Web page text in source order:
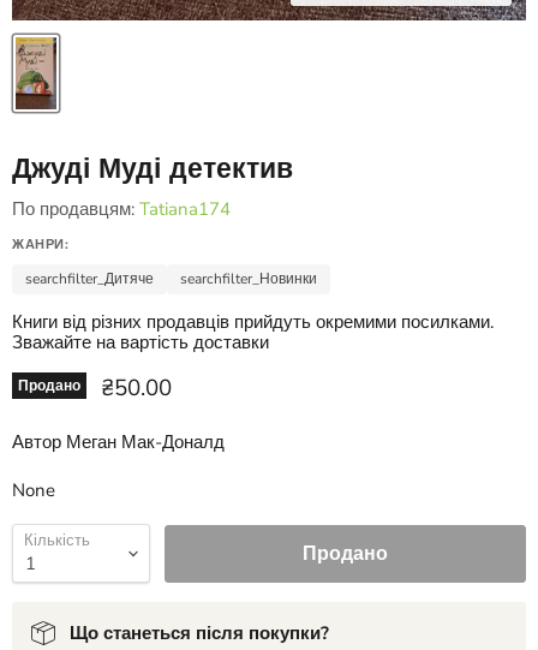
Джуді Муді детектив
По продавцям: Tatiana174
ЖАНРИ:
searchfilter_Дитяче searchfilter_Новинки
Книги від різних продавців прийдуть окремими посилками.
Зважайте на вартість доставки
Продано Ціна зараз
₴50.00
Автор Меган Мак-Доналд
None
Кількість Продано
Що станеться після покупки?